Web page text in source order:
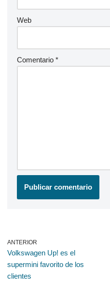
Web
Comentario *
ANTERIOR
Volkswagen Up! es el
supermini favorito de los
clientes